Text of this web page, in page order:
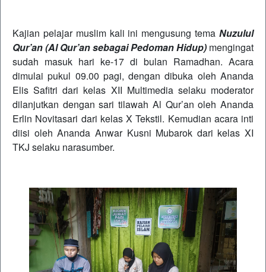
Kajian pelajar muslim kali ini mengusung tema Nuzulul
Qur’an (Al Qur’an sebagai Pedoman Hidup) mengingat
sudah masuk hari ke-17 di bulan Ramadhan. Acara
dimulai pukul 09.00 pagi, dengan dibuka oleh Ananda
Elis Safitri dari kelas XII Multimedia selaku moderator
dilanjutkan dengan sari tilawah Al Qur’an oleh Ananda
Erlin Novitasari dari kelas X Tekstil. Kemudian acara inti
diisi oleh Ananda Anwar Kusni Mubarok dari kelas XI
TKJ selaku narasumber.